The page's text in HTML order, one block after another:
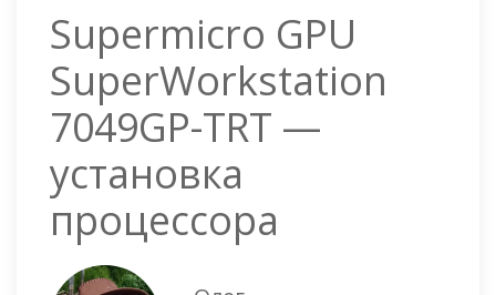
Supermicro GPU
SuperWorkstation
7049GP-TRT —
установка
процессора